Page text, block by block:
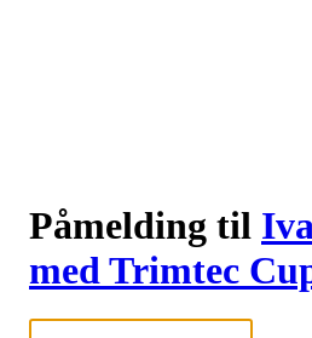
Påmelding til
med Trimtec